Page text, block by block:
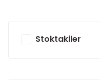
Stoktakiler